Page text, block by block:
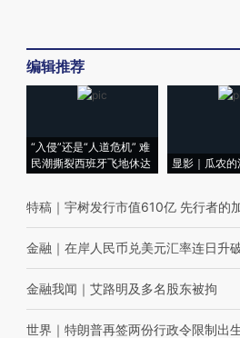
编辑推荐
“入侵”还是“人道危机” 难
民潮撕裂西班牙飞地休达
显影｜瓜农
特稿 ｜ 宇树发行市值610亿 先行者的
金融 ｜ 在岸人民币兑美元汇率连日升
金融我闻 ｜ 艾路明及多名股东被拘
世界 ｜ 特朗普再签两份行政令限制出